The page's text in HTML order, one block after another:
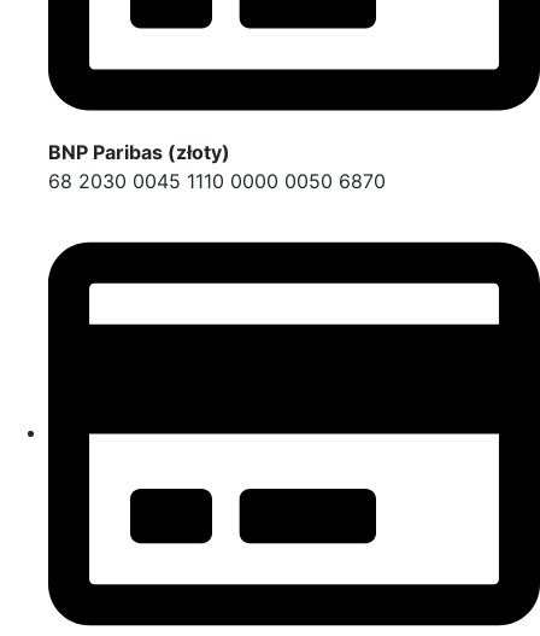
BNP Paribas (złoty)
68 2030 0045 1110 0000 0050 6870